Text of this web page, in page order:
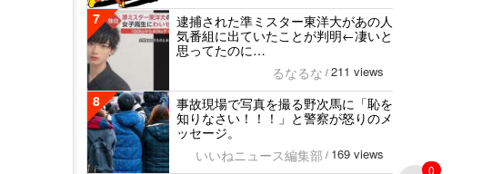
0
7
逮捕された準ミスター東洋大があの人
気番組に出ていたことが判明←凄いと
思ってたのに…
るなるな / 211 views
8
事故現場で写真を撮る野次馬に「恥を
知りなさい！！！」と警察が怒りのメ
ッセージ。
いいねニュース編集部 / 169 views